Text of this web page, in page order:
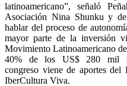
latinoamericano”, señaló
Asociación Nina Shunku y
hablar del proceso de
mayor parte de la inversión
Movimiento Latinoamericano
40% de los US$ 280 mil
congreso viene de aportes del
IberCultura Viva.